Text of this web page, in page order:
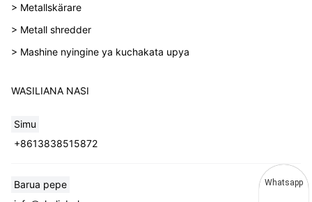
> Metallskärare
> Metall shredder
> Mashine nyingine ya kuchakata upya
WASILIANA NASI
Simu
+8613838515872
Barua pepe
Whatsapp